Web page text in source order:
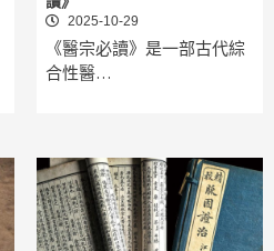
2025-10-29
《醫宗必讀》是一部古代綜
合性醫…